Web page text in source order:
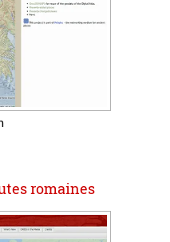
romaines